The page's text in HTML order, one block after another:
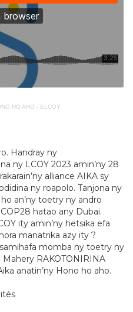
HO AHO - ELCOY
Handray ny
ny LCOY 2023 amin’ny 28
alliance AIKA sy
ny roapolo. Tanjona ny
an’ny toetry ny andro
hatao any Dubai.
ity amin’ny hetsika efa
manatrika azy ity ?
momba ny toetry ny
RAKOTONIRINA
anatin’ny Hono ho aho.